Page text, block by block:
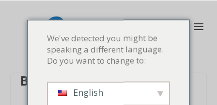
BESTÄTIGE DEINE E-MAIL
We've detected you might be
speaking a different language.
Do you want to change to:
English